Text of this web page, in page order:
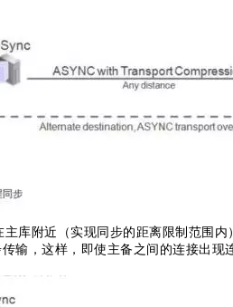
库附近（实现同步的距离限制范围
输，这样，即使主备之间的连接出